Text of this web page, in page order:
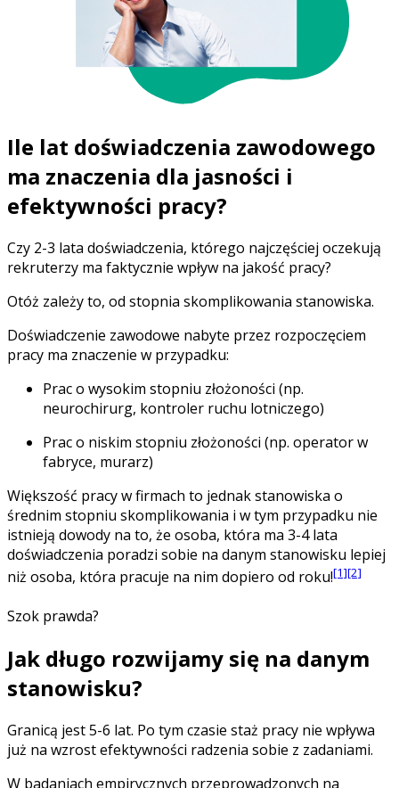
Ile lat doświadczenia zawodowego
ma znaczenia dla jasności i
efektywności pracy?
Czy 2-3 lata doświadczenia, którego najczęściej oczekują
rekruterzy ma faktycznie wpływ na jakość pracy?
Otóż zależy to, od stopnia skomplikowania stanowiska.
Doświadczenie zawodowe nabyte przez rozpoczęciem
pracy ma znaczenie w przypadku:
Prac o wysokim stopniu złożoności (np.
neurochirurg, kontroler ruchu lotniczego)
Prac o niskim stopniu złożoności (np. operator w
fabryce, murarz)
Większość pracy w firmach to jednak stanowiska o
średnim stopniu skomplikowania i w tym przypadku nie
istnieją dowody na to, że osoba, która ma 3-4 lata
doświadczenia poradzi sobie na danym stanowisku lepiej
niż osoba, która pracuje na nim dopiero od roku![1][2]
Szok prawda?
Jak długo rozwijamy się na danym
stanowisku?
Granicą jest 5-6 lat. Po tym czasie staż pracy nie wpływa
już na wzrost efektywności radzenia sobie z zadaniami.
W badaniach empirycznych przeprowadzonych na